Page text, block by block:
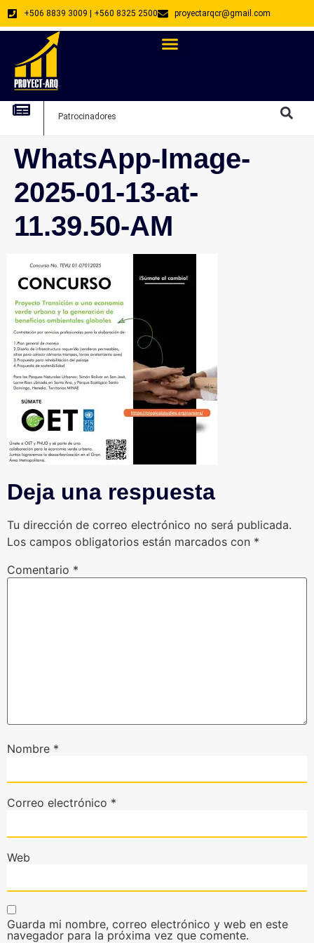
+506 8839 3009 | +560 8325 2500 proyectarqcr@gmail.com
Patrocinadores
WhatsApp-Image-
2025-01-13-at-
11.39.50-AM
Deja una respuesta
Tu dirección de correo electrónico no será publicada.
Los campos obligatorios están marcados con *
Comentario *
Nombre *
Correo electrónico *
Web
Guarda mi nombre, correo electrónico y web en este
navegador para la próxima vez que comente.